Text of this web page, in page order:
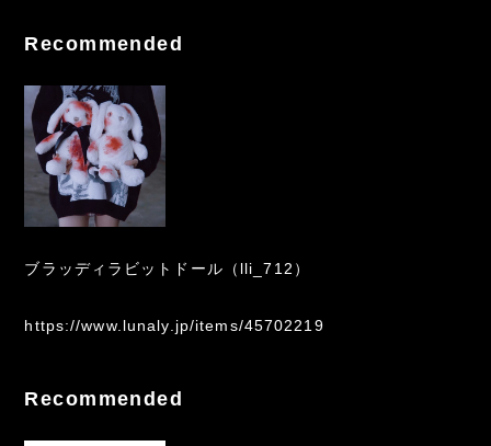
Recommended
ブラッディラビットドール（lli_712）
https://www.lunaly.jp/items/45702219
Recommended